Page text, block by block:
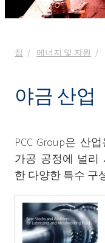
집 에너지 및 자원
야금 산업
PCC Group은 산
가공 공정에 널리
한 다양한 특수 구